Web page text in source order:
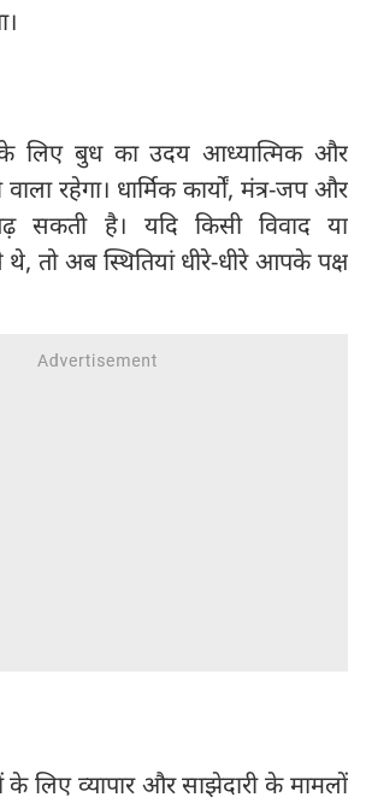
के लिए बुध का उदय आध्यात्मिक और
रहेगा। धार्मिक कार्यों, मंत्र-जप और
सकती है। यदि किसी विवाद या
तो अब स्थितियां धीरे-धीरे आपके पक्ष
के लिए व्यापार और साझेदारी के मामलों